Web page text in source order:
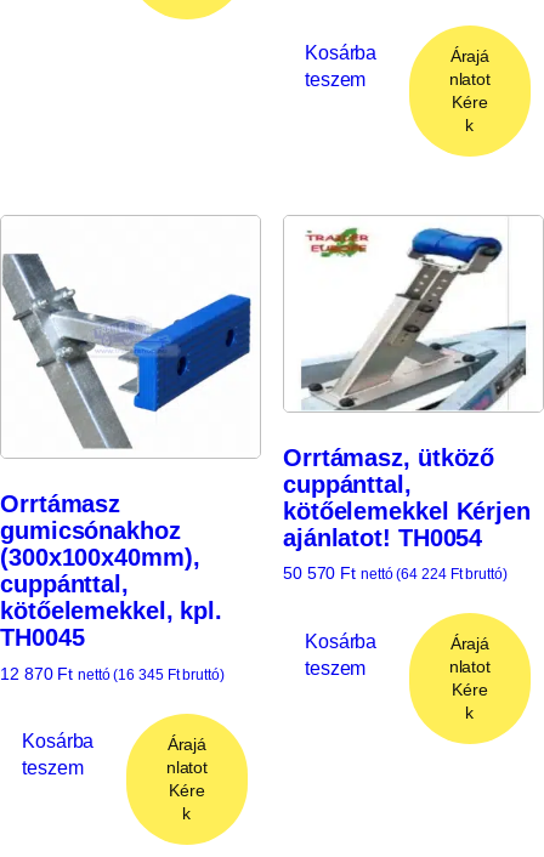
Kosárba
teszem
Árajá
nlatot
Kére
k
Orrtámasz
gumicsónakhoz
(300x100x40mm),
cuppánttal,
kötőelemekkel, kpl.
TH0045
12 870 Ft nettó (16 345 Ftbruttó)
Kosárba
teszem
Árajá
nlatot
Kére
k
Orrtámasz, ütköző
cuppánttal,
kötőelemekkel Kérjen
ajánlatot! TH0054
50 570 Ft nettó (64 224 Ftbruttó)
Kosárba
teszem
Árajá
nlatot
Kére
k